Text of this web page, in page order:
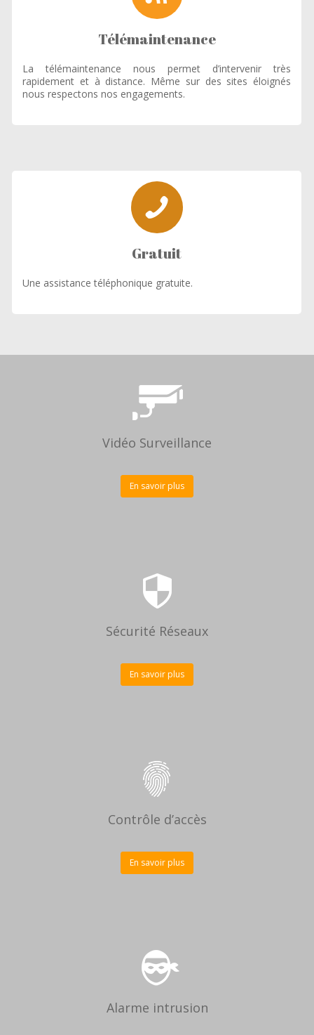
Télémaintenance
La télémaintenance nous permet d’intervenir très
rapidement et à distance. Même sur des sites éloignés
nous respectons nos engagements.
Gratuit
Une assistance téléphonique gratuite.
Vidéo Surveillance
En savoir plus
Sécurité Réseaux
En savoir plus
Contrôle d’accès
En savoir plus
Alarme intrusion